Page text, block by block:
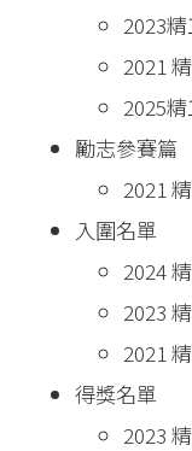
2023
2021
2025
勵志參賽篇
2021
入圍名單
2024
2023
2021
得獎名單
2023